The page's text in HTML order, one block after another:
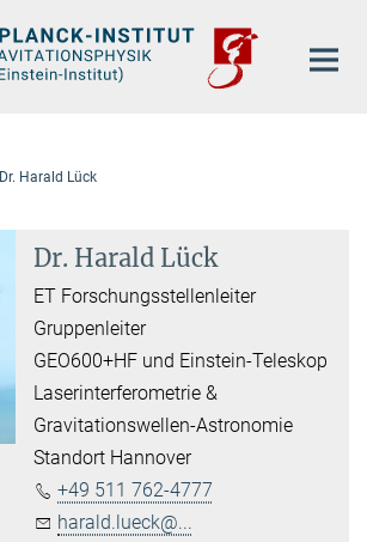
Dr. Harald Lück
Dr. Harald Lück
ET Forschungsstellenleiter
Gruppenleiter
GEO600+HF und Einstein-Teleskop
Laserinterferometrie &
Gravitationswellen-Astronomie
Standort Hannover
+49 511 762-4777
harald.lueck@...